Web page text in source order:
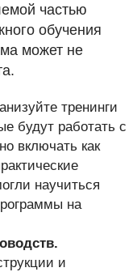
частью
обучения
может не
тренинги
будут работать с
включать как
научиться
на
и